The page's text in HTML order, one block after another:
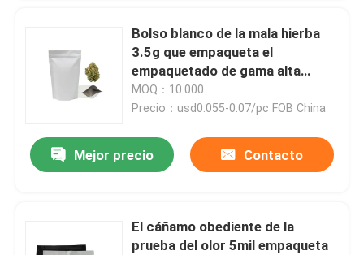
Bolso blanco de la mala hierba
3.5g que empaqueta el
empaquetado de gama alta
brillante de la mala hierba
MOQ：10.000
Precio：usd0.055-0.07/pc FOB China
Mejor precio Contacto
El cáñamo obediente de la
prueba del olor 5mil empaqueta